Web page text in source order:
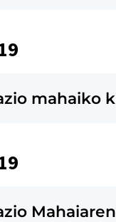
mahaiko